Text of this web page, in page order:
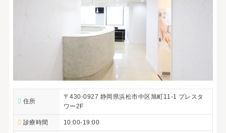
住所
〒430-0927 静岡県浜松市中区旭町11-1 プレスタ
ワー2F
診療時間 10:00-19:00